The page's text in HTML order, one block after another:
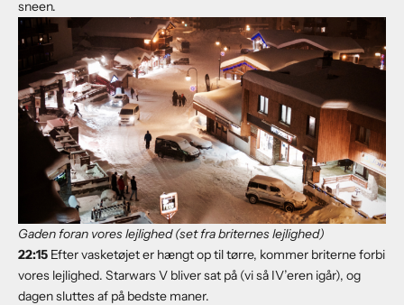
sneen.
Gaden foran vores lejlighed (set fra briternes lejlighed)
22:15 Efter vasketøjet er hængt op til tørre, kommer briterne forbi
vores lejlighed. Starwars V bliver sat på (vi så IV’eren igår), og
dagen sluttes af på bedste maner.